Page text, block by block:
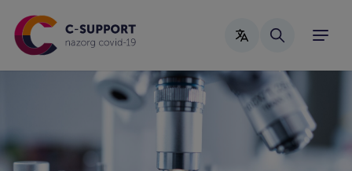
main
content